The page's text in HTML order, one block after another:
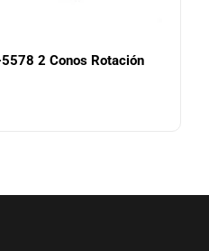
2 Conos Rotación